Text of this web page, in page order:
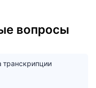
вопросы
транскрипции